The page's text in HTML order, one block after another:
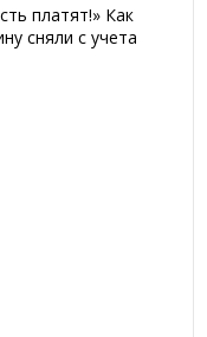
платят!» Как
сняли с учета